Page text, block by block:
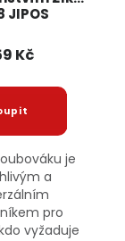
JIPOS
Kč
je
a
pro
vyžaduje